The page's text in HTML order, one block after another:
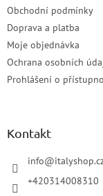
Obchodní podmínky
Doprava a platba
Moje objednávka
Ochrana osobních
Prohlášení o
Kontakt
info@
+420314008310